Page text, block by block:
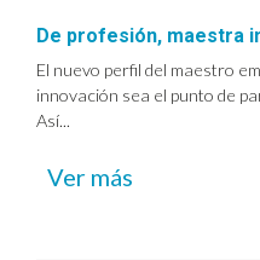
De profesión, maestra
El nuevo perfil del maestro
innovación sea el punto de
Así...
Ver más